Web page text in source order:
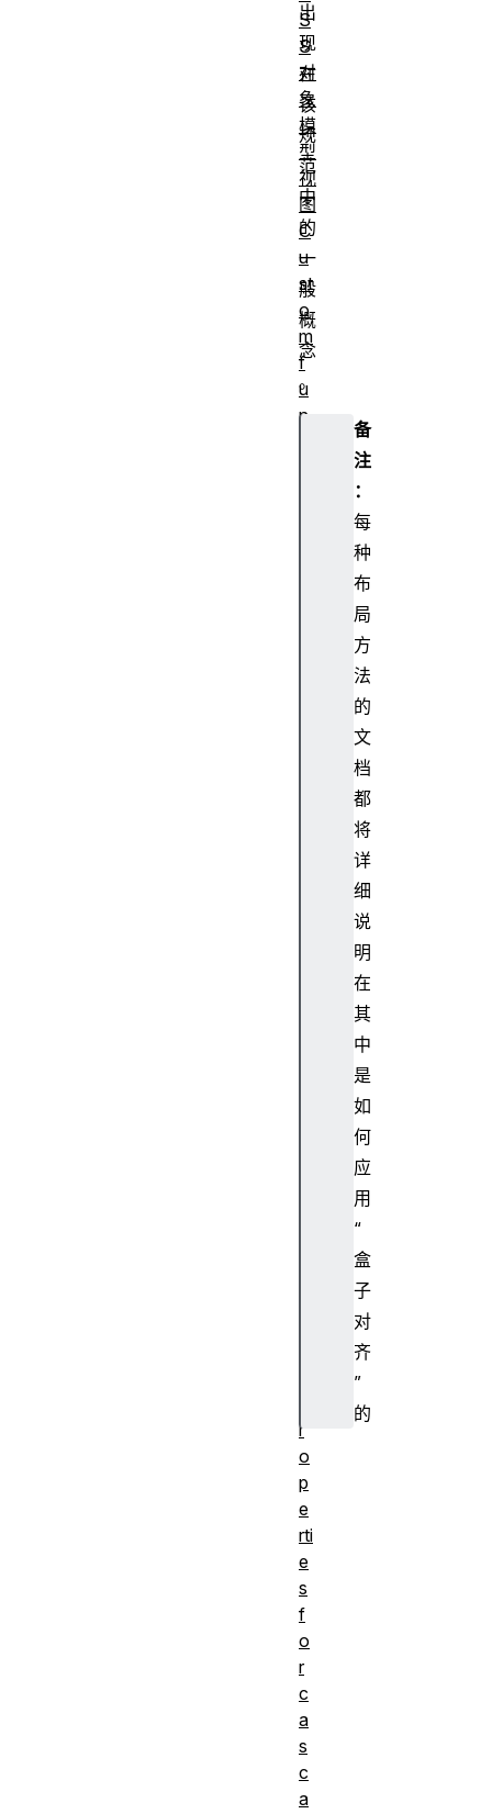
出
现
在
该
规
范
中
的
一
般
概
念
。
备
注
：
每
种
布
局
方
法
的
文
档
都
将
详
细
说
明
在
其
中
是
如
何
应
用
“
盒
子
对
齐
”
的
S
S
对
象
模
型
视
图
C
u
st
o
m
f
u
n
r
o
p
e
rti
e
s
f
o
r
c
a
s
c
a